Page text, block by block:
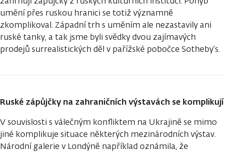
umění přes ruskou hranici se totiž významně
zkomplikoval. Západní trh s uměním ale nezastavily ani
ruské tanky, a tak jsme byli svědky dvou zajímavých
prodejů surrealistických děl v pařížské pobočce Sotheby’s.
Ruské zápůjčky na zahraničních výstavách se komplikují
V souvislosti s válečným konfliktem na Ukrajině se mimo
jiné komplikuje situace některých mezinárodních výstav.
Národní galerie v Londýně například oznámila, že